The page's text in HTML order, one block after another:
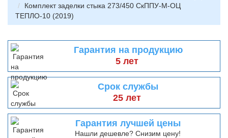
Комплект заделки стыка 273/450 СкППУ-М-ОЦ
ТЕПЛО-10 (2019)
Гарантия на продукцию
5 лет
Срок службы
25 лет
Гарантия лучшей цены
Нашли дешевле? Снизим цену!